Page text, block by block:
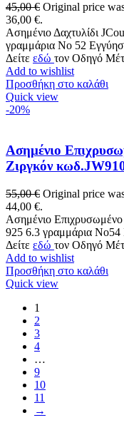
45,00€ Original price
36,00 €.
Ασημένιο Δαχτυλίδι
γραμμάρια No 52
Δείτε εδώ τον Οδηγό
Add to wishlist
Προσθήκη στο καλάθι
Quick view
-20%
Ασημένιο
Ζιργκόν
55,00€ Original price
44,00 €.
Ασημένιο
925 6.3 γραμμάρια
Δείτε εδώ τον Οδηγό
Add to wishlist
Προσθήκη στο καλάθι
Quick view
1
2
3
4
…
9
10
11
→